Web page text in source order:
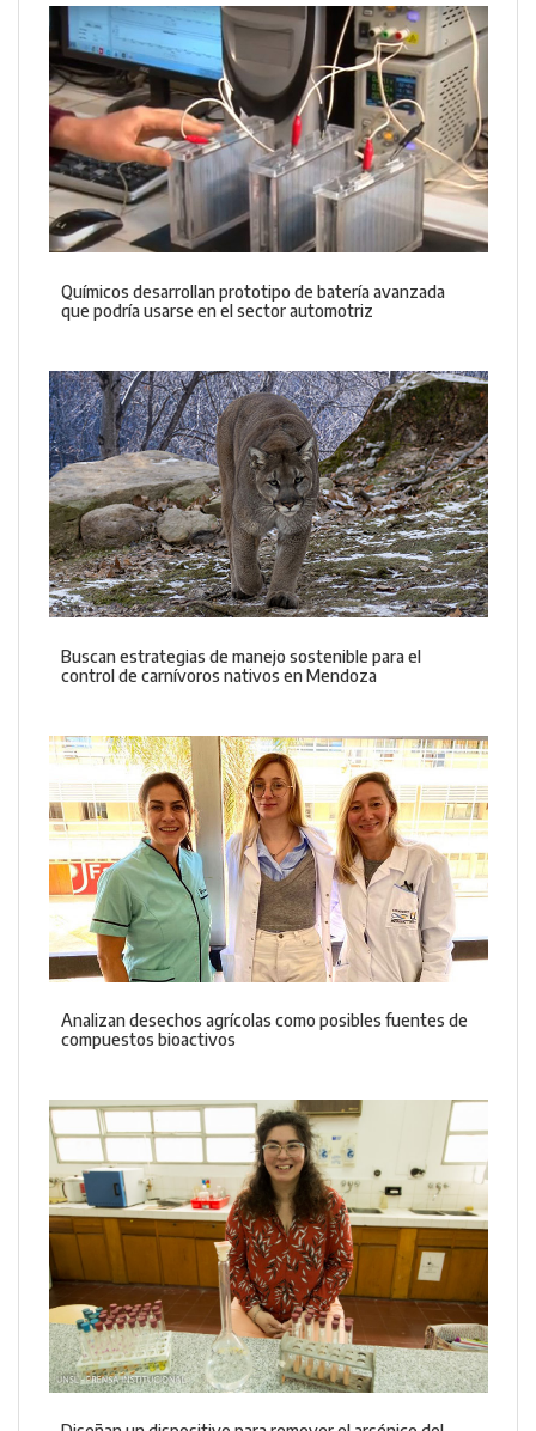
Químicos desarrollan prototipo de batería avanzada
que podría usarse en el sector automotriz
Buscan estrategias de manejo sostenible para el
control de carnívoros nativos en Mendoza
Analizan desechos agrícolas como posibles fuentes de
compuestos bioactivos